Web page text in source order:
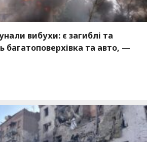
вибухи: є загиблі та
багатоповерхівка та авто, —